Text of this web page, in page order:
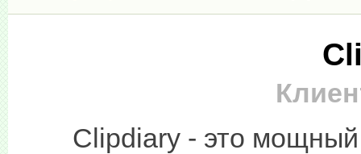
Clipdiary - это